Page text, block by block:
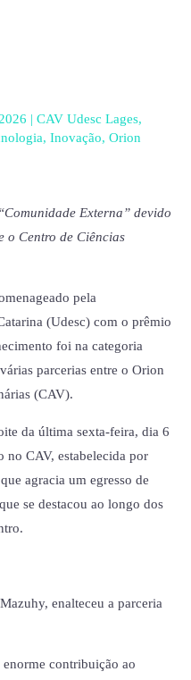
| CAV Udesc Lages,
, Inovação, Orion
Externa” devido
o Centro de Ciências
pela
(Udesc) com o prêmio
foi na categoria
parcerias entre o Orion
(CAV).
da última sexta-feira, dia 6
no CAV, estabelecida por
agracia um egresso de
se destacou ao longo dos
enalteceu a parceria
contribuição ao